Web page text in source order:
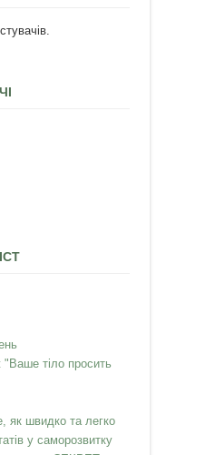
тіло просить
як швидко та легко
у саморозвитку